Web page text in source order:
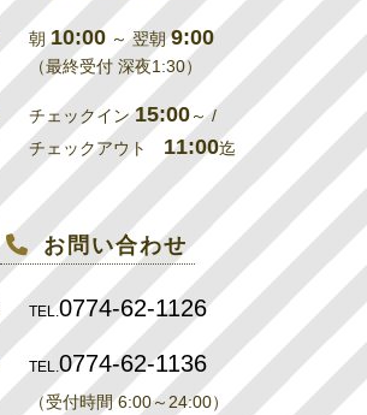
朝 10:00 ～ 翌朝9:00
（最終受付 深夜1:30）
チェックイン15:00～ /
チェックアウト 11:00迄
お問い合わせ
TEL.0774-62-1126
TEL.0774-62-1136
（受付時間 6:00～24:00）